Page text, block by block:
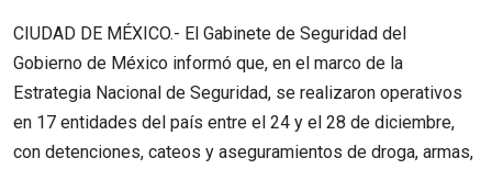
CIUDAD DE MÉXICO.- El Gabinete de Seguridad del
Gobierno de México informó que, en el marco de la
Estrategia Nacional de Seguridad, se realizaron operativos
en 17 entidades del país entre el 24 y el 28 de diciembre,
con detenciones, cateos y aseguramientos de droga, armas,